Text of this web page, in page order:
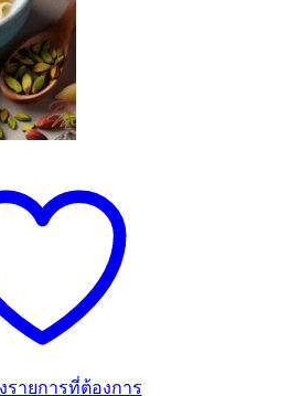
รายการที่ต้องการ